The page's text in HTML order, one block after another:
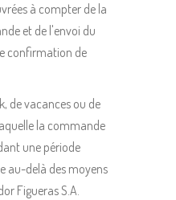
à compter de la
et de l'envoi du
confirmation de
de vacances ou de
la commande
une période
au-delà des moyens
Figueras S.A.